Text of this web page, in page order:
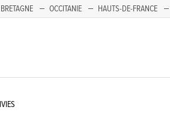
BRETAGNE OCCITANIE HAUTS-DE-FRANCE